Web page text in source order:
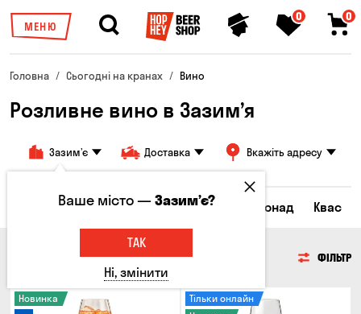
МЕНЮ
0 0
Головна Сьогодні на кранах Вино
Розливне вино в Зазим’я
Зазим’є Доставка Вкажіть адресу
Всі товари Пиво Сидр Вино Лимонад Квас
ФІЛЬТР
Новинка
Тільки онлайн
Ваше місто —Зазим’є?
ТАК
Ні, змінити